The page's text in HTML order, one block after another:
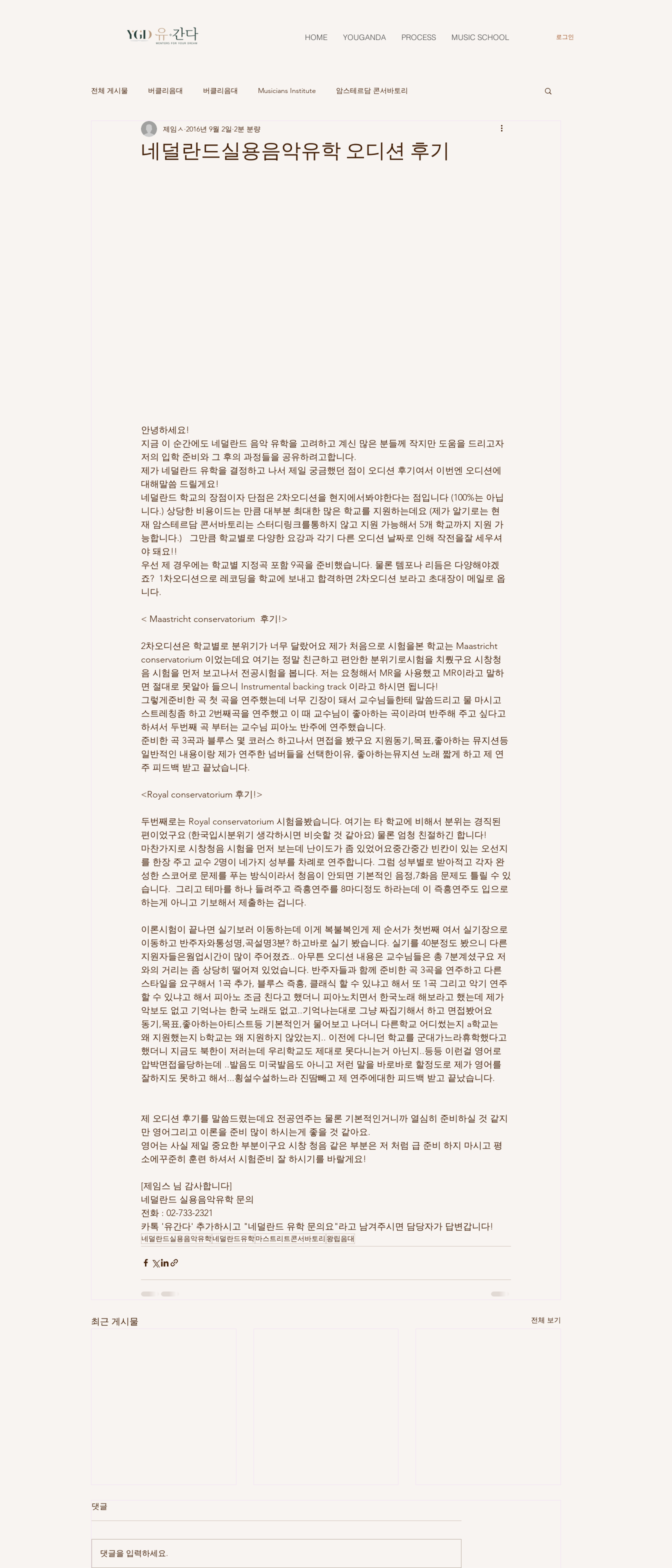
HOME YOUGANDA PROCESS MUSIC SCHOOL 로그인
전체 게시물 버클리음대 버클리음대 Musicians Institute 암스테르담 콘서바토리
네덜란드실용음악유학 오디션 후기
제임ㅅ 2016년 9월 2일 2분 분량
안녕하세요!
지금 이 순간에도 네덜란드 음악 유학을 고려하고 계신 많은 분들께 작지만 도움을 드리고자
저의 입학 준비와 그 후의 과정들을 공유하려고합니다.
제가 네덜란드 유학을 결정하고 나서 제일 궁금했던 점이 오디션 후기여서 이번엔 오디션에
대해말씀 드릴게요!
네덜란드 학교의 장점이자 단점은 2차오디션을 현지에서봐야한다는 점입니다 (100%는 아닙
니다.) 상당한 비용이드는 만큼 대부분 최대한 많은 학교를 지원하는데요 (제가 알기로는 현
재 암스테르담 콘서바토리는 스터디링크를통하지 않고 지원 가능해서 5개 학교까지 지원 가
능합니다.)   그만큼 학교별로 다양한 요강과 각기 다른 오디션 날짜로 인해 작전을잘 세우셔
야 돼요!!
우선 제 경우에는 학교별 지정곡 포함 9곡을 준비했습니다. 물론 템포나 리듬은 다양해야겠
죠?  1차오디션으로 레코딩을 학교에 보내고 합격하면 2차오디션 보라고 초대장이 메일로 옵
니다.
< Maastricht conservatorium  후기!>
2차오디션은 학교별로 분위기가 너무 달랐어요 제가 처음으로 시험을본 학교는 Maastricht
conservatorium 이었는데요 여기는 정말 친근하고 편안한 분위기로시험을 치뤘구요 시창청
음 시험을 먼저 보고나서 전공시험을 봅니다. 저는 요청해서 MR을 사용했고 MR이라고 말하
면 절대로 못알아 들으니 Instrumental backing track 이라고 하시면 됩니다!
그렇게준비한 곡 첫 곡을 연주했는데 너무 긴장이 돼서 교수님들한테 말씀드리고 물 마시고
스트레칭좀 하고 2번째곡을 연주했고 이 때 교수님이 좋아하는 곡이라며 반주해 주고 싶다고
하셔서 두번째 곡 부터는 교수님 피아노 반주에 연주했습니다.
준비한 곡 3곡과 블루스 몇 코러스 하고나서 면접을 봤구요 지원동기,목표,좋아하는 뮤지션등
일반적인 내용이랑 제가 연주한 넘버들을 선택한이유, 좋아하는뮤지션 노래 짧게 하고 제 연
주 피드백 받고 끝났습니다.
<Royal conservatorium 후기!>
두번째로는 Royal conservatorium 시험을봤습니다. 여기는 타 학교에 비해서 분위는 경직된
편이었구요 (한국입시분위기 생각하시면 비슷할 것 같아요) 물론 엄청 친절하긴 합니다!
마찬가지로 시창청음 시험을 먼저 보는데 난이도가 좀 있었어요중간중간 빈칸이 있는 오선지
를 한장 주고 교수 2명이 네가지 성부를 차례로 연주합니다. 그럼 성부별로 받아적고 각자 완
성한 스코어로 문제를 푸는 방식이라서 청음이 안되면 기본적인 음정,7화음 문제도 틀릴 수 있
습니다.  그리고 테마를 하나 들려주고 즉흥연주를 8마디정도 하라는데 이 즉흥연주도 입으로
하는게 아니고 기보해서 제출하는 겁니다.
이론시험이 끝나면 실기보러 이동하는데 이게 복불복인게 제 순서가 첫번째 여서 실기장으로
이동하고 반주자와통성명,곡설명3분? 하고바로 실기 봤습니다. 실기를 40분정도 봤으니 다른
지원자들은웜업시간이 많이 주어졌죠.. 아무튼 오디션 내용은 교수님들은 총 7분계셨구요 저
와의 거리는 좀 상당히 떨어져 있었습니다. 반주자들과 함께 준비한 곡 3곡을 연주하고 다른
스타일을 요구해서 1곡 추가, 블루스 즉흥, 클래식 할 수 있냐고 해서 또 1곡 그리고 악기 연주
할 수 있냐고 해서 피아노 조금 친다고 했더니 피아노치면서 한국노래 해보라고 했는데 제가
악보도 없고 기억나는 한국 노래도 없고..기억나는대로 그냥 짜집기해서 하고 면접봤어요
동기,목표,좋아하는아티스트등 기본적인거 물어보고 나더니 다른학교 어디썼는지 a학교는
왜 지원했는지 b학교는 왜 지원하지 않았는지.. 이전에 다니던 학교를 군대가느라휴학했다고
했더니 지금도 북한이 저러는데 우리학교도 제대로 못다니는거 아닌지..등등 이런걸 영어로
압박면접을당하는데 ..발음도 미국발음도 아니고 저런 말을 바로바로 할정도로 제가 영어를
잘하지도 못하고 해서...횡설수설하느라 진땀빼고 제 연주에대한 피드백 받고 끝났습니다.
제 오디션 후기를 말씀드렸는데요 전공연주는 물론 기본적인거니까 열심히 준비하실 것 같지
만 영어그리고 이론을 준비 많이 하시는게 좋을 것 같아요.
영어는 사실 제일 중요한 부분이구요 시창 청음 같은 부분은 저 처럼 급 준비 하지 마시고 평
소에꾸준히 훈련 하셔서 시험준비 잘 하시기를 바랄게요!
[제임스 님 감사합니다]
네덜란드 실용음악유학 문의
전화 : 02-733-2321
카톡 '유간다' 추가하시고 "네덜란드 유학 문의요"라고 남겨주시면 담당자가 답변갑니다!
네덜란드실용음악유학네덜란드유학마스트리트콘서바토리 왕립음대
최근 게시물 전체 보기
댓글
댓글을 입력하세요.